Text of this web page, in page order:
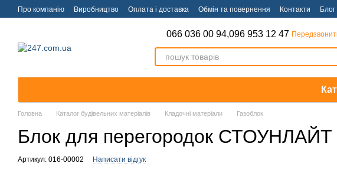
Перейти к основному контенту
Про компанію Виробництво Оплата і доставка Обмін та повернення Контакти Блог
066 036 00 94,096 953 12 47
Головна Каталог будівельних матеріалів Кладочні матеріали Газоблок
Блок для перегородок
Артикул: 016-00002 Написати відгук